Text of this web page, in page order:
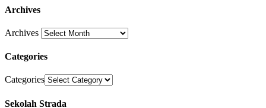
Archives
Archives
Categories
Categories
Sekolah Strada